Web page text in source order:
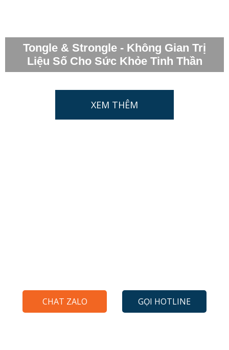
Tongle & Strongle - Không Gian Trị
Liệu Số Cho Sức Khỏe Tinh Thần
XEM THÊM
CHAT ZALO GỌI HOTLINE